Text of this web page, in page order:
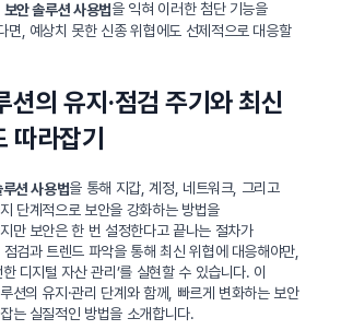
보안 솔루션 사용법을 익혀 이러한 첨단 기능을
면, 예상치 못한 신종 위협에도 선제적으로 대응할
션의 유지·점검 주기와 최신
따라잡기
션 사용법을 통해 지갑, 계정, 네트워크, 그리고
단계적으로 보안을 강화하는 방법을
만 보안은 한 번 설정한다고 끝나는 절차가
검과 트렌드 파악을 통해 최신 위협에 대응해야만,
디지털 자산 관리’를 실현할 수 있습니다. 이
션의 유지·관리 단계와 함께, 빠르게 변화하는 보안
는 실질적인 방법을 소개합니다.